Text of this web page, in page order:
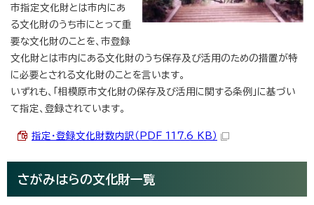
市指定文化財とは市内にあ
る文化財のうち市にとって重
要な文化財のことを、市登録
文化財とは市内にある文化財のうち保存及び活用のための措置が特
に必要とされる文化財のことを言います。
いずれも、「相模原市文化財の保存及び活用に関する条例」に基づい
て指定、登録されています。
指定・登録文化財数内訳（PDF 117.6 KB）
さがみはらの文化財一覧